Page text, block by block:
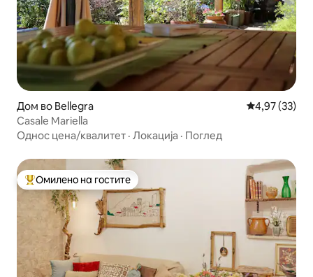
Дом во Bellegra Просечна
4,97 (33)
Casale Mariella
Однос цена/квалитет · Локација · Поглед
Меѓу најуспешните „Омилени на гостите“
Омилено на гостите